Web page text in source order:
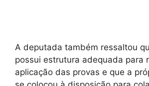
A deputada também ressaltou
possui estrutura adequada para
aplicação das provas e que a